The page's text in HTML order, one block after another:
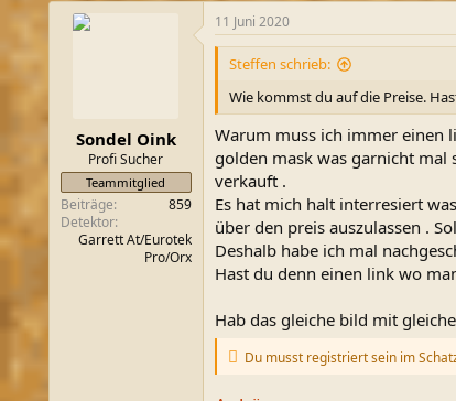
Sondel Oink
Profi Sucher
Teammitglied
Beiträge
859
Detektor
Garrett At/Eurotek
Pro/Orx
11 Juni 2020
Steffen schrieb:
Wie kommst du auf die Preise.
Warum muss ich immer einen
golden mask was garnicht mal
verkauft .
Es hat mich halt interresiert
über den preis auszulassen .
Deshalb habe ich mal
Hast du denn einen link wo
Hab das gleiche bild mit
Du musst registriert sein im